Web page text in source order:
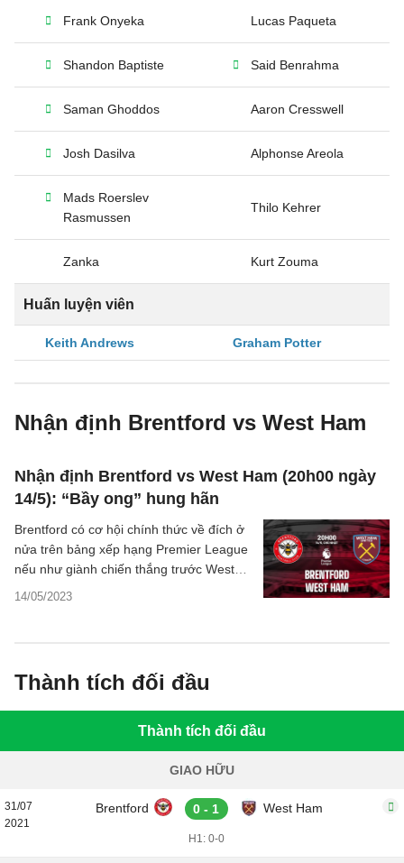
Frank Onyeka Lucas Paqueta
Shandon Baptiste Said Benrahma
Saman Ghoddos Aaron Cresswell
Josh Dasilva Alphonse Areola
Mads Roerslev
Rasmussen
Thilo Kehrer
Zanka Kurt Zouma
Huấn luyện viên
Keith Andrews Graham Potter
Nhận định Brentford vs West Ham
Nhận định Brentford vs West Ham (20h00 ngày
14/5): “Bầy ong” hung hãn
14/05/2023
Brentford có cơ hội chính thức về đích ở
nửa trên bảng xếp hạng Premier League
nếu như giành chiến thắng trước West
Ham. Và đây là một mục tiêu trong tầm
Thành tích đối đầu
Thành tích đối đầu
GIAO HỮU
31/07
2021
Brentford 0 - 1 West Ham
H1: 0-0